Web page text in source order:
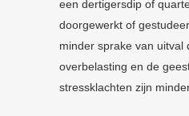
een dertigersdip of
doorgewerkt of
minder sprake van uitval
overbelasting en de
stressklachten zijn